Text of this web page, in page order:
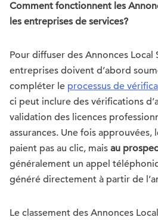
Comment fonctionnent les
les entreprises de services?
Pour diffuser des Annonces Local
entreprises doivent d’abord
compléter le processus de
ci peut inclure des vérifications
validation des licences
assurances. Une fois approuvées,
paient pas au clic, mais au
généralement un appel
généré directement à partir de
Le classement des Annonces